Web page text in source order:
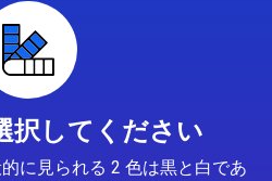
択してください
に見られる 2 色は黒と白であ